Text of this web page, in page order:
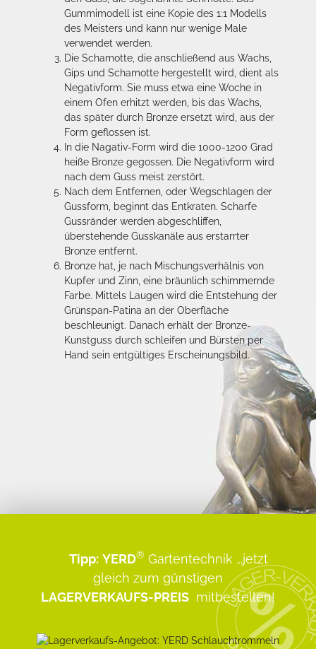
Gummimodell ist eine Kopie des 1:1 Modells
des Meisters und kann nur wenige Male
verwendet werden.
Die Schamotte, die anschließend aus Wachs,
Gips und Schamotte hergestellt wird, dient als
Negativform. Sie muss etwa eine Woche in
einem Ofen erhitzt werden, bis das Wachs,
das später durch Bronze ersetzt wird, aus der
Form geflossen ist.
In die Nagativ-Form wird die 1000-1200 Grad
heiße Bronze gegossen. Die Negativform wird
nach dem Guss meist zerstört.
Nach dem Entfernen, oder Wegschlagen der
Gussform, beginnt das Entkraten. Scharfe
Gussränder werden abgeschliffen,
überstehende Gusskanäle aus erstarrter
Bronze entfernt.
Bronze hat, je nach Mischungsverhälnis von
Kupfer und Zinn, eine bräunlich schimmernde
Farbe. Mittels Laugen wird die Entstehung der
Grünspan-Patina an der Oberfläche
beschleunigt. Danach erhält der Bronze-
Kunstguss durch schleifen und Bürsten per
Hand sein entgültiges Erscheinungsbild.
Tipp: YERD® Gartentechnik ...jetzt
gleich zum günstigen
LAGERVERKAUFS-PREIS mitbestellen!